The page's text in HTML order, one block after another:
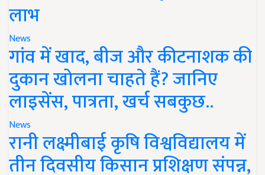
लाभ
News
गांव में खाद, बीज और कीटनाशक की
दुकान खोलना चाहते हैं? जानिए
लाइसेंस, पात्रता, खर्च सबकुछ..
News
रानी लक्ष्मीबाई कृषि विश्वविद्यालय में
तीन दिवसीय किसान प्रशिक्षण संपन्न,